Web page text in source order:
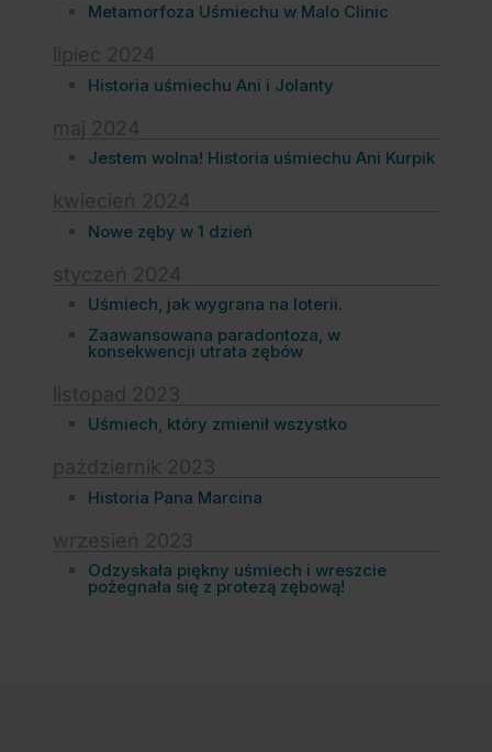
Metamorfoza Uśmiechu w Malo Clinic
Historia uśmiechu Ani i Jolanty
Jestem wolna! Historia uśmiechu Ani Kurpik
Nowe zęby w 1 dzień
Uśmiech, jak wygrana na loterii.
Zaawansowana paradontoza, w
konsekwencji utrata zębów
Uśmiech, który zmienił wszystko
Historia Pana Marcina
Odzyskała piękny uśmiech i wreszcie
pożegnała się z protezą zębową!